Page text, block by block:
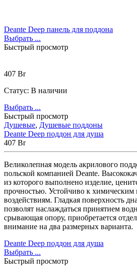
Deante Deep панель для поддона
Выбрать ...
Быстрый просмотр
407 Br
Статус: В наличии
Выбрать ...
Быстрый просмотр
Душевые, Душевые поддоны
Deante Deep поддон для душа
407 Br
Великолепная модель акрилового
польской компанией Deante.
из которого выполнено изделие,
прочностью. Устойчиво к химическим
воздействиям. Гладкая поверхность
позволят наслаждаться принятием
срывающая опору, приобретается
внимание на два размерных варианта.
Deante Deep поддон для душа
Выбрать ...
Быстрый просмотр